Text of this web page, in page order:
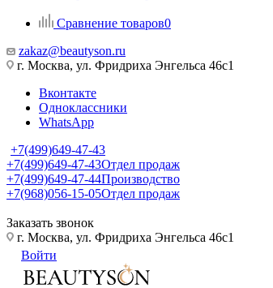
Сравнение товаров0
zakaz@beautyson.ru
г. Москва, ул. Фридриха Энгельса 46с1
Вконтакте
Одноклассники
WhatsApp
+7(499)649-47-43
+7(499)649-47-43Отдел продаж
+7(499)649-47-44Производство
+7(968)056-15-05Отдел продаж
Заказать звонок
г. Москва, ул. Фридриха Энгельса 46с1
Войти